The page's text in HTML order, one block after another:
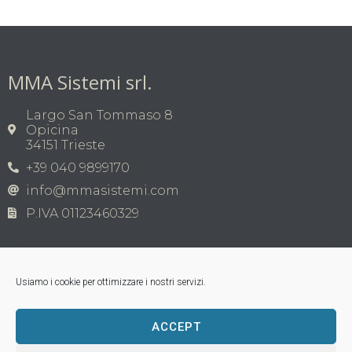
Usiamo i cookie per ottimizzare i nostri servizi.
ACCEPT
MMA Sistemi srl.
Largo San Tommaso 8
Opicina
34151 Trieste
+39 040 9899170
info@mmasistemi.com
P.IVA 01123460329
Copyright © MMA Sistemi s.r.l. 2026 | P.IVA
01123460329